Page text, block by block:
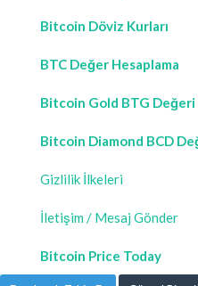
Bitcoin Döviz Kurları
BTC Değer Hesaplama
Bitcoin Gold BTG Değeri
Bitcoin Diamond BCD
Gizlilik İlkeleri
İletişim / Mesaj Gönder
Bitcoin Price Today